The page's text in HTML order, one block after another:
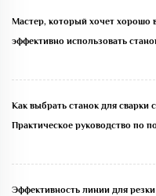
Мастер, который хочет хорошо
эффективно использовать
Как выбрать станок для сварки
Практическое руководство по
Эффективность линии для